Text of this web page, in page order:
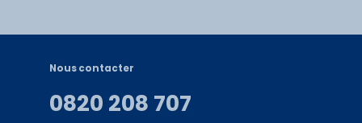
Nous contacter
0820 208 707